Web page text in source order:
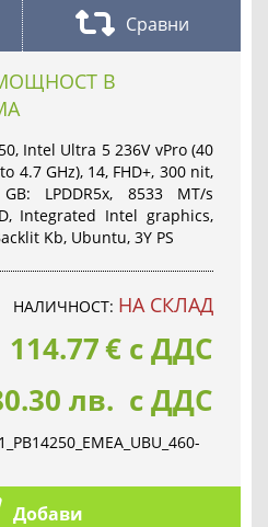
Сравни
В
Intel Ultra 5 236V vPro (40
4.7 GHz), 14, FHD+, 300 nit,
LPDDR5x, 8533 MT/s
Integrated Intel graphics,
Kb, Ubuntu, 3Y PS
НАЛИЧНОСТ: НА СКЛАД
114.77€ с ДДС
лв. с ДДС
Добави